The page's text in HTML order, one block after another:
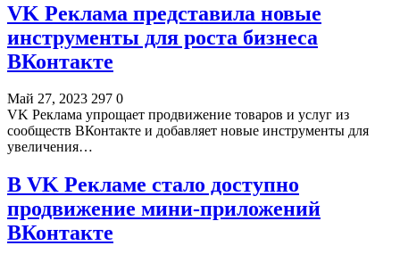
VK Реклама представила новые
инструменты для роста бизнеса
ВКонтакте
Май 27, 2023 297 0
VK Реклама упрощает продвижение товаров и услуг из
сообществ ВКонтакте и добавляет новые инструменты для
увеличения…
В VK Рекламе стало доступно
продвижение мини-приложений
ВКонтакте